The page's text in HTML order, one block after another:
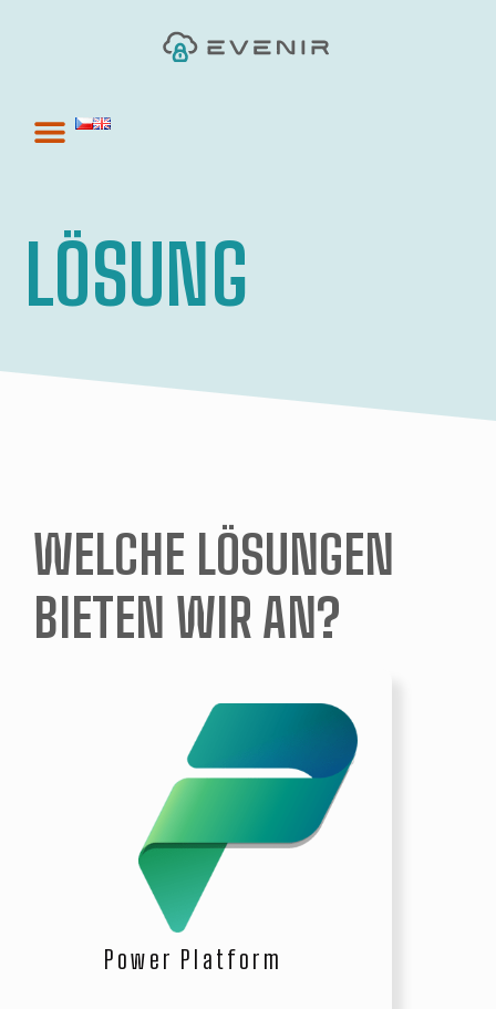
LÖSUNG
WELCHE LÖSUNGEN
BIETEN WIR AN?
Power Platform